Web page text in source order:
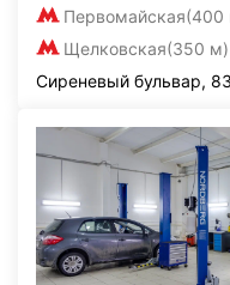
Первомайская(400
Щелковская(350 м)
Сиреневый бульвар,